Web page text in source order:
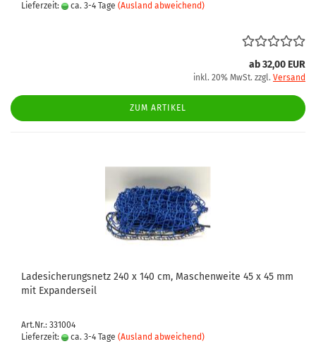
Lieferzeit:
ca. 3-4 Tage (Ausland abweichend)
ab 32,00 EUR
inkl. 20% MwSt. zzgl. Versand
ZUM ARTIKEL
Ladesicherungsnetz 240 x 140 cm, Maschenweite 45 x 45 mm
mit Expanderseil
Art.Nr.: 331004
Lieferzeit:
ca. 3-4 Tage (Ausland abweichend)